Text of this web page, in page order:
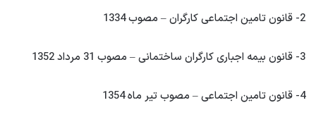
2- قانون تامین اجتماعی کارگران – مصوب 1334
3- قانون بیمه اجباری کارگران ساختمانی – مصوب 31 مرداد 1352
4- قانون تامین اجتماعی – مصوب تیر ماه 1354